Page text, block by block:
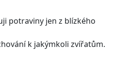
potraviny jen z blízkého
k jakýmkoli zvířatům.